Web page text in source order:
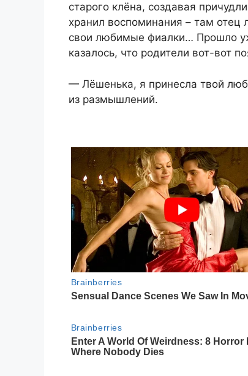
старого клёна, создавая
хранил воспоминания – там отец
свои любимые фиалки… Прошло
казалось, что родители вот-вот
— Лёшенька, я принесла твой
из размышлений.